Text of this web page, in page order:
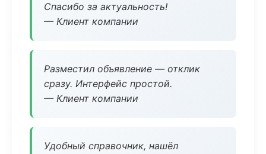
Спасибо за актуальность!
— Клиент компании
Разместил объявление — отклик
сразу. Интерфейс простой.
— Клиент компании
Удобный справочник, нашёл